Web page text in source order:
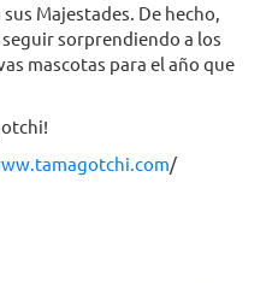
Majestades. De hecho,
sorprendiendo a los
mascotas para el año que
/